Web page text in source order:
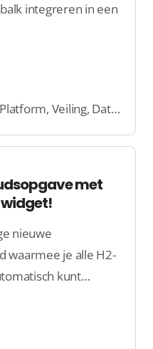
integreren in een
Website, Webshop, Platform, Veiling, Dating
met
widget!
nieuwe
waarmee je alle H2-
kunt